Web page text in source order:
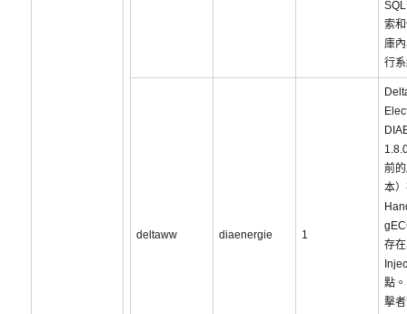
索
庫
行
deltaww diaenergie 1
前
本
存
點
擊